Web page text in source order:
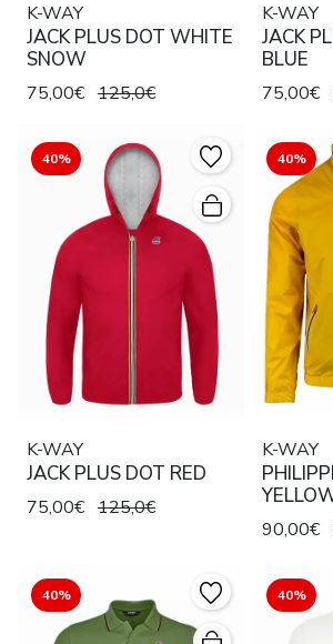
K-WAY
JACK PLUS DOT WHITE
SNOW
75,00€ 125,0€
K-WAY
JACK
BLUE
75,00€
40%
K-WAY
JACK PLUS DOT RED
75,00€ 125,0€
40%
K-WAY
90,00€
40% 40%